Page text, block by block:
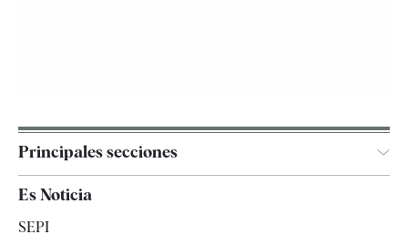
Principales secciones
España
Es Noticia
SEPI